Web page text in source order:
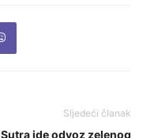
Sljedeći članak
Sutra ide odvoz zelenog